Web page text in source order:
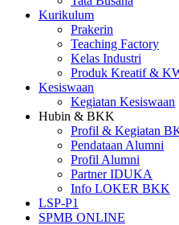
Kurikulum
Prakerin
Teaching Factory
Kelas Industri
Produk Kreatif &
Kesiswaan
Kegiatan Kesiswaan
Hubin & BKK
Profil & Kegiatan
Pendataan Alumni
Profil Alumni
Partner IDUKA
Info LOKER BKK
LSP-P1
SPMB ONLINE